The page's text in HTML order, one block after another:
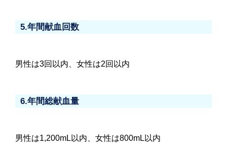
5.年間献血回数
男性は3回以内、女性は2回以内
6.年間総献血量
男性は1,200mL以内、女性は800mL以内